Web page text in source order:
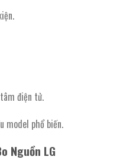
điện tử.
model phổ biến.
Nguồn LG